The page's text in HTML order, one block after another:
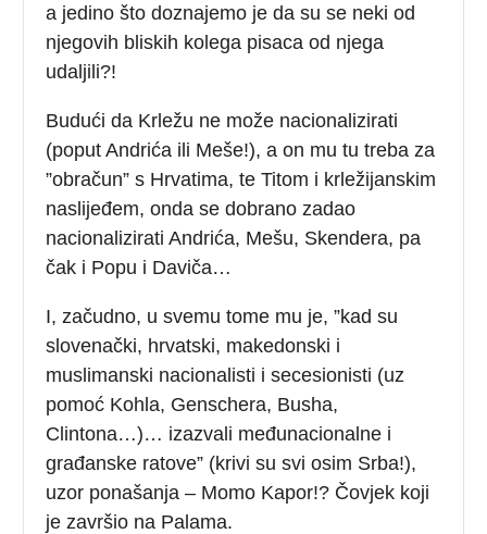
a jedino što doznajemo je da su se neki od
njegovih bliskih kolega pisaca od njega
udaljili?!
Budući da Krležu ne može nacionalizirati
(poput Andrića ili Meše!), a on mu tu treba za
”obračun” s Hrvatima, te Titom i krležijanskim
naslijeđem, onda se dobrano zadao
nacionalizirati Andrića, Mešu, Skendera, pa
čak i Popu i Daviča…
I, začudno, u svemu tome mu je, ”kad su
slovenački, hrvatski, makedonski i
muslimanski nacionalisti i secesionisti (uz
pomoć Kohla, Genschera, Busha,
Clintona…)… izazvali međunacionalne i
građanske ratove” (krivi su svi osim Srba!),
uzor ponašanja – Momo Kapor!? Čovjek koji
je završio na Palama.